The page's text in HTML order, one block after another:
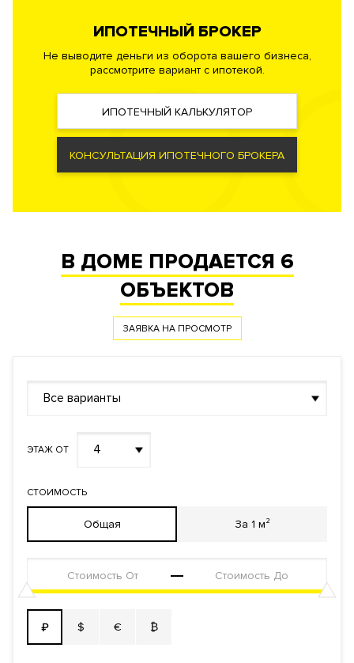
Профессиональная служба охраны. Закрытая и охраняемая
паркинг и на территорию двора с помощью индивидуальных
карт. Система видеодомофонной связи.
Реализация по
договору
Купли-продажи
Апартаменты
ИПОТЕЧНЫЙ БРОКЕР
Не выводите деньги из оборота вашего бизнеса,
рассмотрите вариант с ипотекой.
ИПОТЕЧНЫЙ КАЛЬКУЛЯТОР
КОНСУЛЬТАЦИЯ ИПОТЕЧНОГО БРОКЕРА
В ДОМЕ ПРОДАЕТСЯ 6
ОБЪЕКТОВ
ЗАЯВКА НА ПРОСМОТР
Все варианты
ЭТАЖ ОТ 4
СТОИМОСТЬ
Общая За 1 м²
₽ $ € ₿